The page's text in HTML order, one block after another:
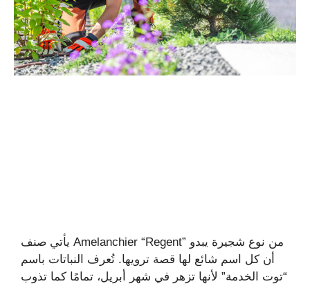
يأتي صنف Amelanchier “Regent” من نوع شجيرة يبدو
أن كل اسم شائع لها قصة ترويها. تُعرف النباتات باسم
“توت الخدمة” لأنها تزهر في شهر أبريل، تمامًا كما تذوب